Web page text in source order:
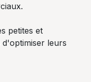
petites et
d'optimiser leurs